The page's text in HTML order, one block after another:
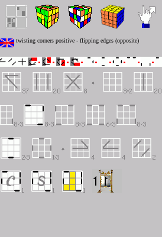
twisting corners positive - flipping edges (opposite)